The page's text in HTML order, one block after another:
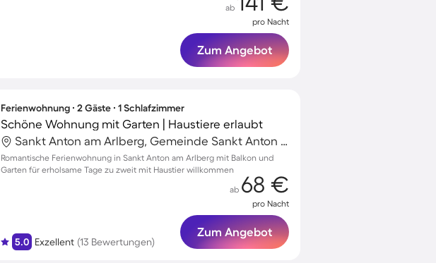
ab
pro Nacht
Zum Angebot
Ferienwohnung ∙ 2 Gäste ∙ 1 Schlafzimmer
Schöne Wohnung mit Garten | Haustiere erlaubt
Sankt Anton am Arlberg, Gemeinde Sankt Anton am Arlberg, Österreich
Romantische Ferienwohnung in Sankt Anton am Arlberg mit Balkon und
Garten für erholsame Tage zu zweit mit Haustier willkommen
5.0 Exzellent (13 Bewertungen)
ab 68 €
pro Nacht
Zum Angebot